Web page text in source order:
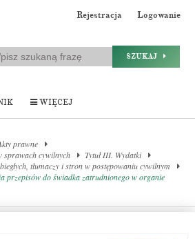
Rejestracja Logowanie
SZUKAJ
WIĘCEJ
prawne
sprawach cywilnych
Tytuł III. Wydatki
tłumaczy i stron w postępowaniu cywilnym
przepisów do świadka zatrudnionego w organie